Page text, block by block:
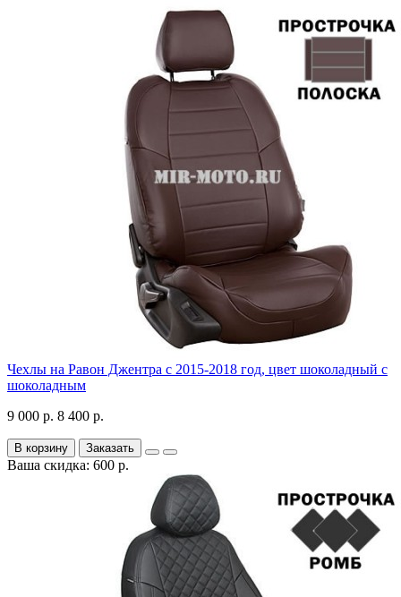
Чехлы на Равон Джентра с 2015-2018 год, цвет шоколадный с
шоколадным
9 000 р. 8 400 р.
В корзину Заказать
Ваша скидка: 600 р.